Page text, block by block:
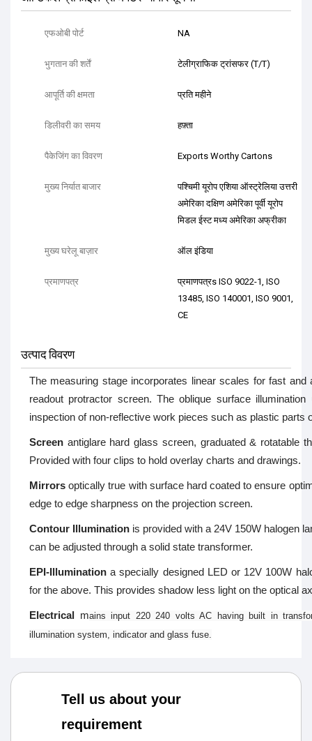
एफओबी पोर्ट NA
भुगतान की शर्तें टेलीग्राफिक ट्रांसफर (T/T)
आपूर्ति की क्षमता प्रति महीने
डिलीवरी का समय हफ़्ता
पैकेजिंग का विवरण Exports Worthy Cartons
मुख्य निर्यात बाजार
पश्चिमी यूरोप एशिया ऑस्ट्रेलिया उत्तरी
अमेरिका दक्षिण अमेरिका पूर्वी यूरोप
मिडल ईस्ट मध्य अमेरिका अफ्रीका
मुख्य घरेलू बाज़ार ऑल इंडिया
प्रमाणपत्र
प्रमाणपत्रs ISO 9022-1, ISO
13485, ISO 140001, ISO 9001,
CE
उत्पाद विवरण
The measuring stage incorporates linear scales for fast
readout protractor screen. The oblique surface
inspection of non-reflective work pieces such as plastic parts
Screen antiglare hard glass screen, graduated & rotatable
Provided with four clips to hold overlay charts and drawings.
Mirrors optically true with surface hard coated to ensure
edge to edge sharpness on the projection screen.
Contour Illumination is provided with a 24V 150W halogen
can be adjusted through a solid state transformer.
EPI-Illumination a specially designed LED or 12V 100W
for the above. This provides shadow less light on the optical
Electrical mains input 220 240 volts AC having built in
illumination system, indicator and glass fuse.
Tell us about your
requirement